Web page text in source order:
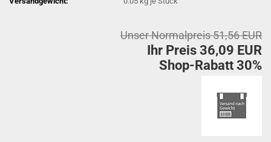
Unser Normalpreis 51,56 EUR
Ihr Preis 36,09 EUR
Shop-Rabatt 30%